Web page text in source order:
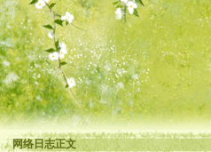
网络日志正文